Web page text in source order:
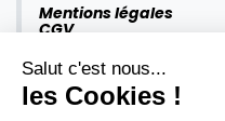
Salut c'est nous...
les Cookies !
Mentions légales
CGV